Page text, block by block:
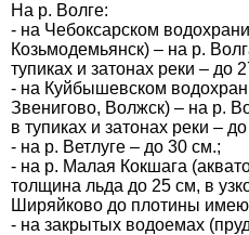
На р. Волге:
- на Чебоксарском
Козьмодемьянск) – на р.
тупиках и затонах реки – до
- на Куйбышевском
Звенигово, Волжск) – на р.
в тупиках и затонах реки –
- на р. Ветлуге – до 30 см.;
- на р. Малая Кокшага
толщина льда до 25 см, в
Ширяйково до плотины
- на закрытых водоемах